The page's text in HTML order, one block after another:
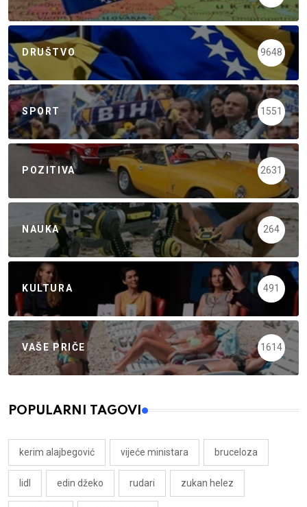
DRUŠTVO 9648
SPORT 1551
POZITIVA 2631
NAUKA 264
KULTURA 491
VAŠE PRIČE 1614
POPULARNI TAGOVI
kerim alajbegović vijeće ministara bruceloza
lidl edin džeko rudari zukan helez